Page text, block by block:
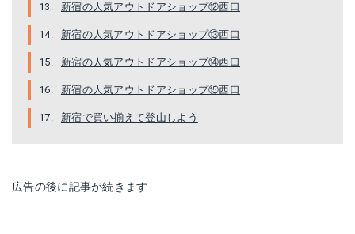
新宿の人気アウトドアショップ⑫西口
新宿の人気アウトドアショップ⑬西口
新宿の人気アウトドアショップ⑭西口
新宿の人気アウトドアショップ⑮西口
新宿で買い揃えて登山しよう
広告の後に記事が続きます